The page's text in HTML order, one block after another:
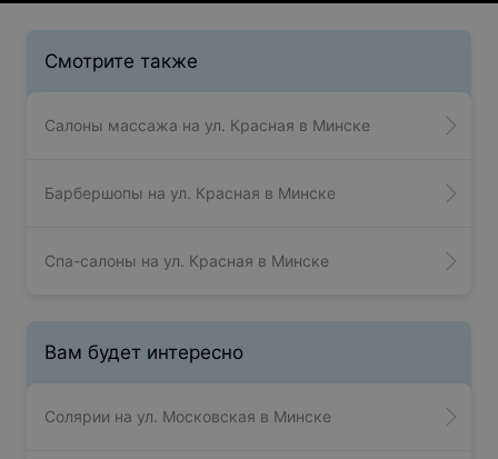
Смотрите также
Салоны массажа на ул. Красная в Минске
Барбершопы на ул. Красная в Минске
Спа-салоны на ул. Красная в Минске
Вам будет интересно
Солярии на ул. Московская в Минске